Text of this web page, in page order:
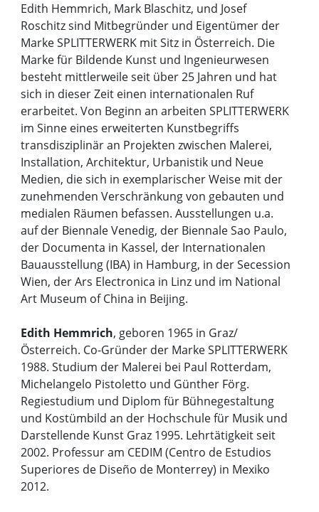
Edith Hemmrich, Mark Blaschitz, und Josef
Roschitz sind Mitbegründer und Eigentümer der
Marke SPLITTERWERK mit Sitz in Österreich. Die
Marke für Bildende Kunst und Ingenieurwesen
besteht mittlerweile seit über 25 Jahren und hat
sich in dieser Zeit einen internationalen Ruf
erarbeitet. Von Beginn an arbeiten SPLITTERWERK
im Sinne eines erweiterten Kunstbegriffs
transdisziplinär an Projekten zwischen Malerei,
Installation, Architektur, Urbanistik und Neue
Medien, die sich in exemplarischer Weise mit der
zunehmenden Verschränkung von gebauten und
medialen Räumen befassen. Ausstellungen u.a.
auf der Biennale Venedig, der Biennale Sao Paulo,
der Documenta in Kassel, der Internationalen
Bauausstellung (IBA) in Hamburg, in der Secession
Wien, der Ars Electronica in Linz und im National
Art Museum of China in Beijing.
Edith Hemmrich, geboren 1965 in Graz/
Österreich. Co-Gründer der Marke SPLITTERWERK
1988. Studium der Malerei bei Paul Rotterdam,
Michelangelo Pistoletto und Günther Förg.
Regiestudium und Diplom für Bühnegestaltung
und Kostümbild an der Hochschule für Musik und
Darstellende Kunst Graz 1995. Lehrtätigkeit seit
2002. Professur am CEDIM (Centro de Estudios
Superiores de Diseño de Monterrey) in Mexiko
2012.